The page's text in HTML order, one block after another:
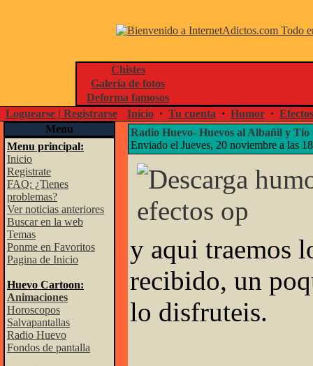
Chistes
Galeria de fotos
Deforma famosos
Loguearse | Registrarse
Inicio · Tu cuenta · Humor ·
Menu
Menu principal:
Inicio
Registrate
FAQ: ¿Tienes
problemas?
Ver noticias anteriores
Buscar en la web
Temas
Ponme en Favoritos
Pagina de Inicio
Huevo Cartoon:
Animaciones
Horoscopos
Salvapantallas
Radio Huevo
Fondos de pantalla
Radio Huevo- Huevos al Albañil y
Enviado el Jueves, 20 noviembre a las
y aqui traemos
recibido, un
lo disfruteis.